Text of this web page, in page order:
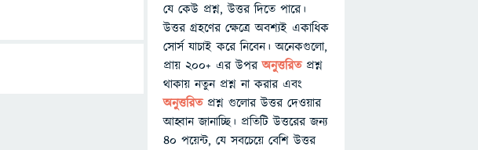
যে কেউ প্রশ্ন, উত্তর দিতে পারে।
উত্তর গ্রহণের ক্ষেত্রে অবশ্যই একাধিক
সোর্স যাচাই করে নিবেন। অনেকগুলো,
প্রায় ২০০+ এর উপরঅনুত্তরিতপ্রশ্ন
থাকায় নতুন প্রশ্ন না করার এবং
অনুত্তরিত প্রশ্ন গুলোর উত্তর দেওয়ার
আহ্বান জানাচ্ছি। প্রতিটি উত্তরের জন্য
৪০ পয়েন্ট, যে সবচেয়ে বেশি উত্তর